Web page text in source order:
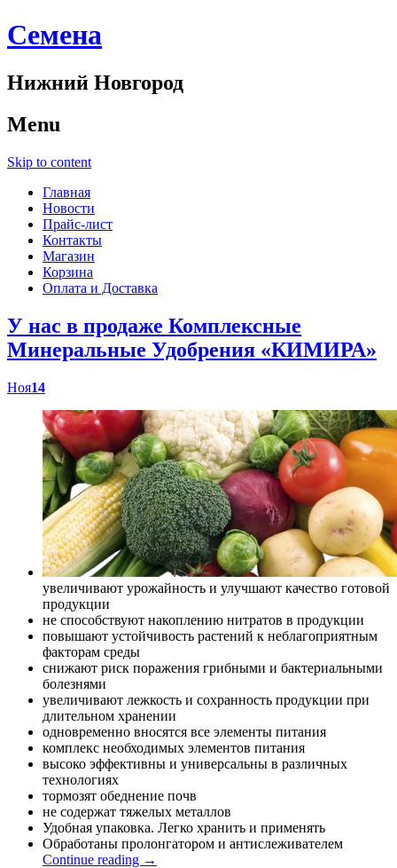
Cемена
Нижний Новгород
Menu
Skip to content
Главная
Новости
Прайс-лист
Контакты
Магазин
Корзина
Оплата и Доставка
У нас в продаже Комплексные
Минеральные Удобрения «КИМИРА»
Ноя14
увеличивают урожайность и улучшают качество готовой
продукции
не способствуют накоплению нитратов в продукции
повышают устойчивость растений к неблагоприятным
факторам среды
снижают риск поражения грибными и бактериальными
болезнями
увеличивают лежкость и сохранность продукции при
длительном хранении
одновременно вносятся все элементы питания
комплекс необходимых элементов питания
высоко эффективны и универсальны в различных
технологиях
тормозят обеднение почв
не содержат тяжелых металлов
Удобная упаковка. Легко хранить и применять
Обработаны пролонгатором и антислеживателем
Continue reading →